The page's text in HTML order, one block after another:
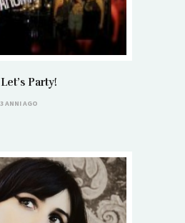
Party!
ANNI AGO